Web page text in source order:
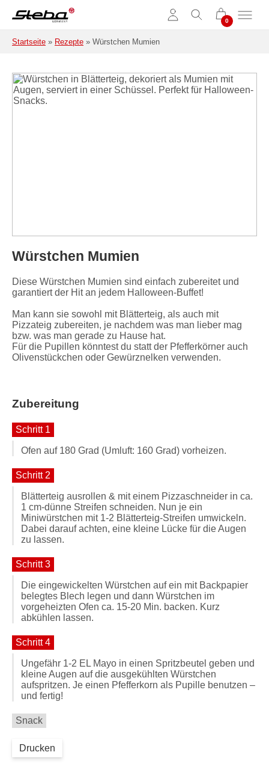
Startseite » Rezepte » Würstchen Mumien
Würstchen Mumien
Diese Würstchen Mumien sind einfach zubereitet und
garantiert der Hit an jedem Halloween-Buffet!
Man kann sie sowohl mit Blätterteig, als auch mit
Pizzateig zubereiten, je nachdem was man lieber mag
bzw. was man gerade zu Hause hat.
Für die Pupillen könntest du statt der Pfefferkörner auch
Olivenstückchen oder Gewürznelken verwenden.
Zubereitung
Schritt 1
Ofen auf 180 Grad (Umluft: 160 Grad) vorheizen.
Schritt 2
Blätterteig ausrollen & mit einem Pizzaschneider in ca.
1 cm-dünne Streifen schneiden. Nun je ein
Miniwürstchen mit 1-2 Blätterteig-Streifen umwickeln.
Dabei darauf achten, eine kleine Lücke für die Augen
zu lassen.
Schritt 3
Die eingewickelten Würstchen auf ein mit Backpapier
belegtes Blech legen und dann Würstchen im
vorgeheizten Ofen ca. 15-20 Min. backen. Kurz
abkühlen lassen.
Schritt 4
Ungefähr 1-2 EL Mayo in einen Spritzbeutel geben und
kleine Augen auf die ausgekühlten Würstchen
aufspritzen. Je einen Pfefferkorn als Pupille benutzen –
und fertig!
Snack
Drucken